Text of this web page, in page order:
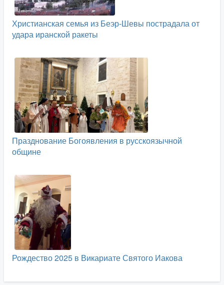
Христианская семья из Беэр-Шевы пострадала от
удара иранской ракеты
Празднование Богоявления в русскоязычной
общине
Рождество 2025 в Викариате Святого Иакова